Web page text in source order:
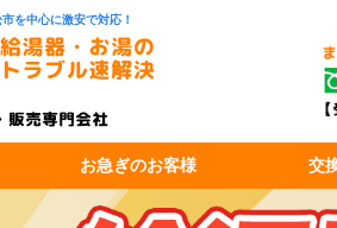
を中心に激安で対応！
お急ぎのお客様 交